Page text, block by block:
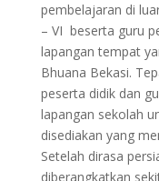
pembelajaran di
– VI beserta guru
lapangan tempat
Bhuana Bekasi.
peserta didik dan
lapangan sekolah
disediakan yang
Setelah dirasa
diberangkatkan